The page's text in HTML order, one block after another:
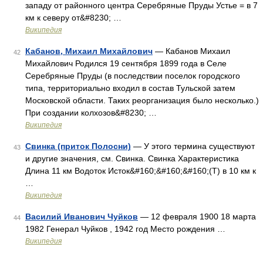
западу от районного центра Серебряные Пруды Устье = в 7
км к северу от&#8230; …
Википедия
42 Кабанов, Михаил Михайлович — Кабанов Михаил
Михайлович Родился 19 сентября 1899 года в Селе
Серебряные Пруды (в последствии поселок городского
типа, территориально входил в состав Тульской затем
Московской области. Таких реорганизация было несколько.)
При создании колхозов&#8230; …
Википедия
43 Свинка (приток Полосни) — У этого термина существуют
и другие значения, см. Свинка. Свинка Характеристика
Длина 11 км Водоток Исток&#160;&#160;&#160;(Т) в 10 км к
Википедия
44 Василий Иванович Чуйков — 12 февраля 1900 18 марта
1982 Генерал Чуйков , 1942 год Место рождения …
Википедия